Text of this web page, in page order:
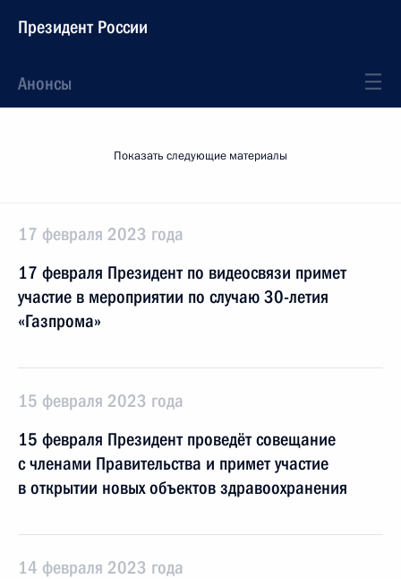
Президент России
Анонсы
Показать следующие материалы
17 февраля 2023 года
17 февраля Президент по видеосвязи примет
участие в мероприятии по случаю 30-летия
«Газпрома»
15 февраля 2023 года
15 февраля Президент проведёт совещание
с членами Правительства и примет участие
в открытии новых объектов здравоохранения
14 февраля 2023 года